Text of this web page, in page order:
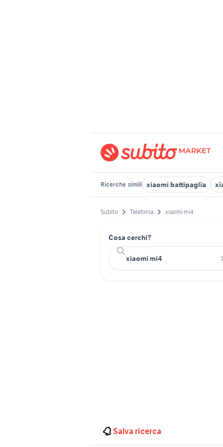
Ricerche simili xiaomi battipaglia
Subito Telefonia xiaomi mi4
Cosa cerchi?
Salva ricerca